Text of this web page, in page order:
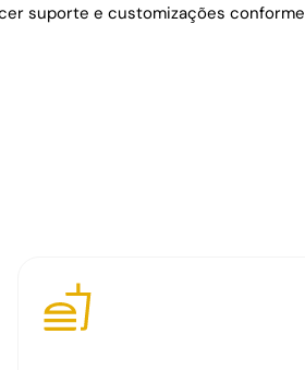
suporte e customizações